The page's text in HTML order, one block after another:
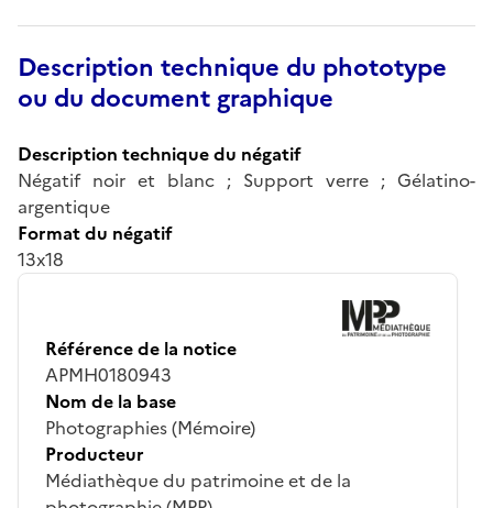
Description technique du phototype
ou du document graphique
Description technique du négatif
Négatif noir et blanc ; Support verre ; Gélatino-
argentique
Format du négatif
13x18
Référence de la notice
APMH0180943
Nom de la base
Photographies (Mémoire)
Producteur
Médiathèque du patrimoine et de la